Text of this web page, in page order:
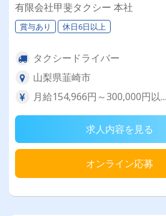
有限会社甲斐タクシー 本社
賞与あり 休日6日以上
タクシードライバー
山梨県韮崎市
月給154,966円～300,000円以...
求人内容を見る
オンライン応募